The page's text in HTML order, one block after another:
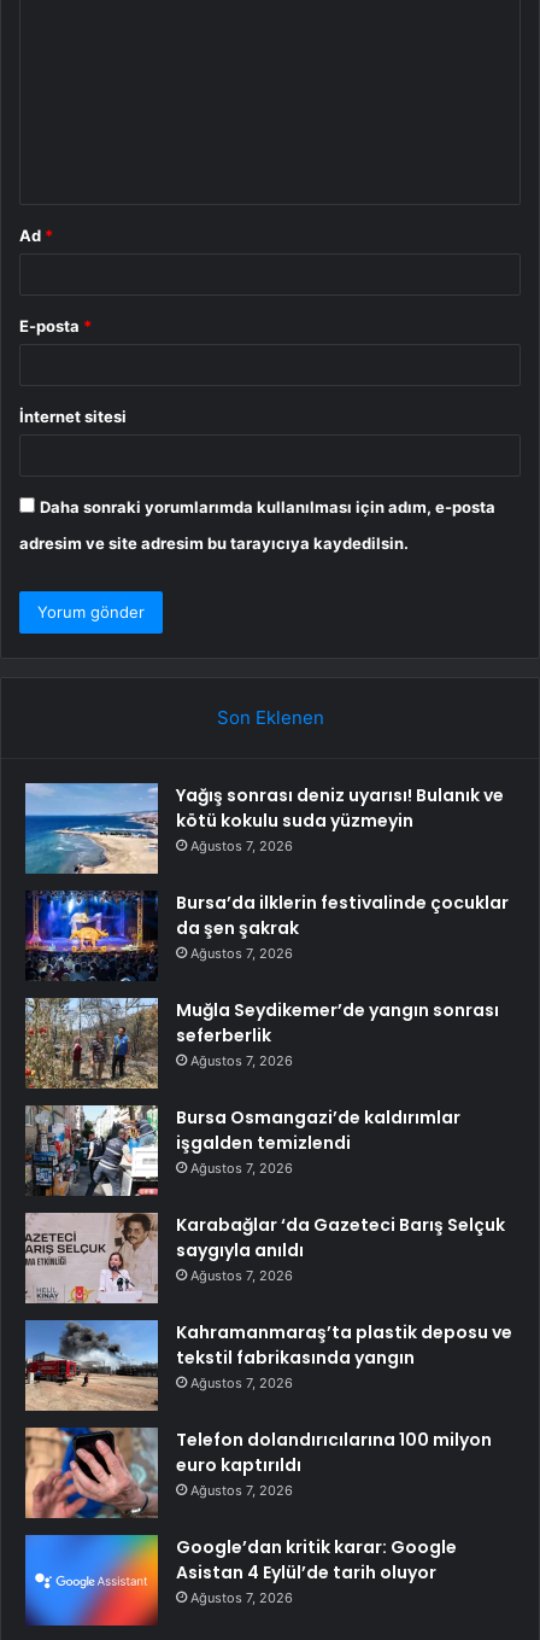
Ad *
E-posta *
İnternet sitesi
Daha sonraki yorumlarımda kullanılması için adım, e-posta
adresim ve site adresim bu tarayıcıya kaydedilsin.
Son Eklenen
Yağış sonrası deniz uyarısı! Bulanık ve
kötü kokulu suda yüzmeyin
Ağustos 7, 2026
Bursa’da ilklerin festivalinde çocuklar
da şen şakrak
Ağustos 7, 2026
Muğla Seydikemer’de yangın sonrası
seferberlik
Ağustos 7, 2026
Bursa Osmangazi’de kaldırımlar
işgalden temizlendi
Ağustos 7, 2026
Karabağlar ‘da Gazeteci Barış Selçuk
saygıyla anıldı
Ağustos 7, 2026
Kahramanmaraş’ta plastik deposu ve
tekstil fabrikasında yangın
Ağustos 7, 2026
Telefon dolandırıcılarına 100 milyon
euro kaptırıldı
Ağustos 7, 2026
Google’dan kritik karar: Google
Asistan 4 Eylül’de tarih oluyor
Ağustos 7, 2026